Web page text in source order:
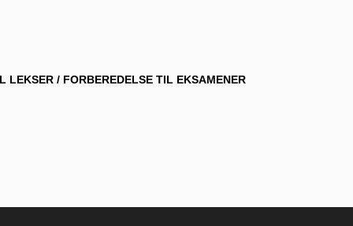
LEKSER / FORBEREDELSE TIL EKSAMENER